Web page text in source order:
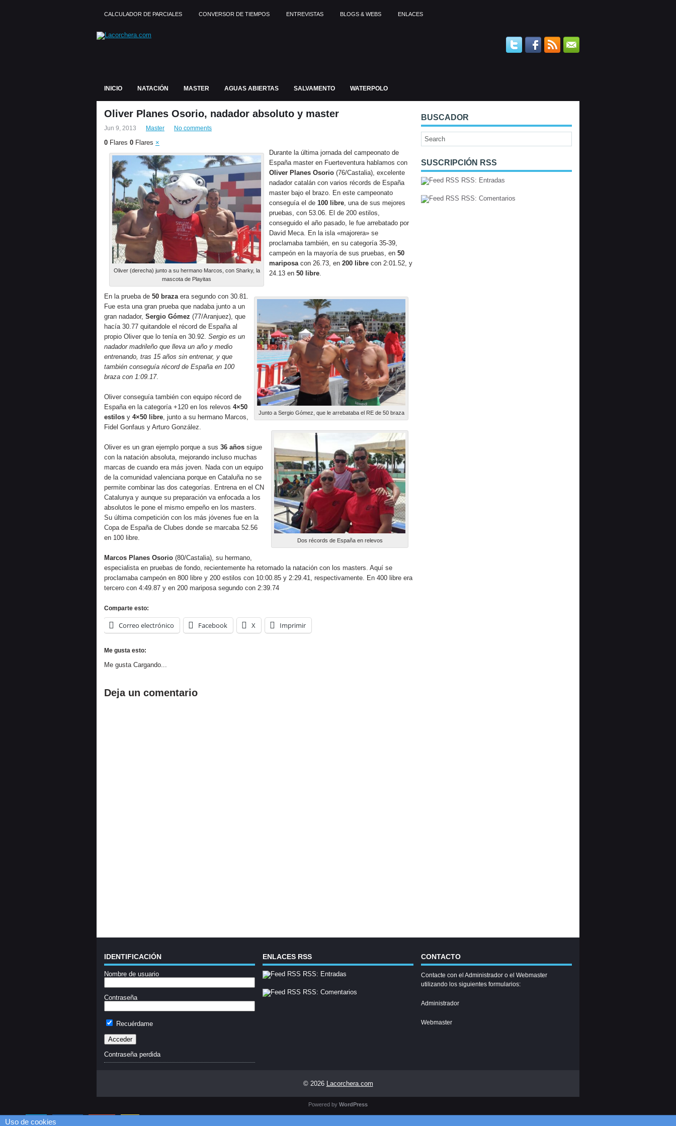
CALCULADOR DE PARCIALES CONVERSOR DE TIEMPOS ENTREVISTAS BLOGS & WEBS ENLACES
INICIO NATACIÓN MASTER AGUAS ABIERTAS SALVAMENTO WATERPOLO
Oliver Planes Osorio, nadador absoluto y master
Jun 9, 2013 Master No comments
0 Flares 0 Flares ×
Oliver (derecha) junto a su hermano Marcos, con Sharky, la
mascota de Playitas
Durante la última jornada del campeonato de
España master en Fuerteventura hablamos con
Oliver Planes Osorio (76/Castalia), excelente
nadador catalán con varios récords de España
master bajo el brazo. En este campeonato
conseguía el de 100 libre, una de sus mejores
pruebas, con 53.06. El de 200 estilos,
conseguido el año pasado, le fue arrebatado por
David Meca. En la isla «majorera» se
proclamaba también, en su categoría 35-39,
campeón en la mayoría de sus pruebas, en 50
mariposacon 26.73, en 200 libre con 2:01.52, y
24.13 en 50 libre.
Junto a Sergio Gómez, que le arrebataba el RE de 50 braza
En la prueba de 50 braza era segundo con 30.81.
Fue esta una gran prueba que nadaba junto a un
gran nadador, Sergio Gómez (77/Aranjuez), que
hacía 30.77 quitandole el récord de España al
propio Oliver que lo tenía en 30.92. Sergio es un
nadador madrileño que lleva un año y medio
entrenando, tras 15 años sin entrenar, y que
también conseguía récord de España en 100
braza con 1:09.17.
Dos récords de España en relevos
Oliver conseguía también con equipo récord de
España en la categoría +120 en los relevos 4×50
estilos y 4×50 libre , junto a su hermano Marcos,
Fidel Gonfaus y Arturo González.
Oliver es un gran ejemplo porque a sus 36 años sigue
con la natación absoluta, mejorando incluso muchas
marcas de cuando era más joven. Nada con un equipo
de la comunidad valenciana porque en Cataluña no se
permite combinar las dos categorías. Entrena en el CN
Catalunya y aunque su preparación va enfocada a los
absolutos le pone el mismo empeño en los masters.
Su última competición con los más jóvenes fue en la
Copa de España de Clubes donde se marcaba 52.56
en 100 libre.
Marcos Planes Osorio (80/Castalia), su hermano,
especialista en pruebas de fondo, recientemente ha retomado la natación con los masters. Aquí se
proclamaba campeón en 800 libre y 200 estilos con 10:00.85 y 2:29.41, respectivamente. En 400 libre era
tercero con 4:49.87 y en 200 mariposa segundo con 2:39.74
Comparte esto:
Correo electrónico Facebook X Imprimir
Me gusta esto:
Me gusta Cargando...
Deja un comentario
BUSCADOR
SUSCRIPCIÓN RSS
RSS: Entradas
RSS: Comentarios
IDENTIFICACIÓN
Nombre de usuario
Contraseña
Recuérdame
Contraseña perdida
ENLACES RSS
RSS: Entradas
RSS: Comentarios
CONTACTO
Contacte con el Administrador o el Webmaster
utilizando los siguientes formularios:
Administrador
Webmaster
© 2026 Lacorchera.com
Powered by WordPress
Uso de cookies
0Flares Twitter 0 Facebook 0 Google+ 0 Email -- 0Flares ×